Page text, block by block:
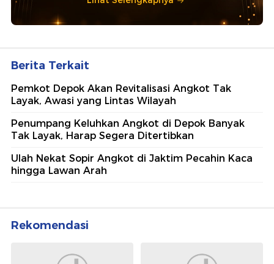
Berita Terkait
Pemkot Depok Akan Revitalisasi Angkot Tak
Layak, Awasi yang Lintas Wilayah
Penumpang Keluhkan Angkot di Depok Banyak
Tak Layak, Harap Segera Ditertibkan
Ulah Nekat Sopir Angkot di Jaktim Pecahin Kaca
hingga Lawan Arah
Rekomendasi